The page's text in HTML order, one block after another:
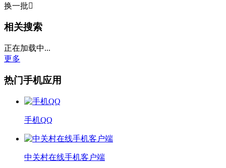
换一批
相关搜索
正在加载中...
更多
热门手机应用
手机QQ
中关村在线手机客户端